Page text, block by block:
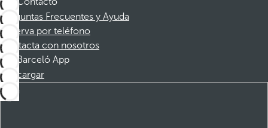
Preguntas Frecuentes y Ayuda
Reserva por teléfono
Contacta con nosotros
Barceló App
Descargar